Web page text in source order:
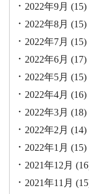
2022年9月 (15)
2022年8月 (15)
2022年7月 (15)
2022年6月 (17)
2022年5月 (15)
2022年4月 (16)
2022年3月 (18)
2022年2月 (14)
2022年1月 (15)
2021年12月
2021年11月